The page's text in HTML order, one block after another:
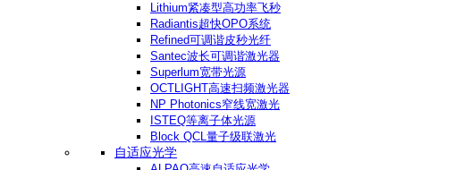
Lithium紧凑型高功率飞秒
Radiantis超快OPO系统
Refined可调谐皮秒光纤
Santec波长可调谐激光器
Superlum宽带光源
OCTLIGHT高速扫频激光器
NP Photonics窄线宽激光
ISTEQ等离子体光源
Block QCL量子级联激光
自适应光学